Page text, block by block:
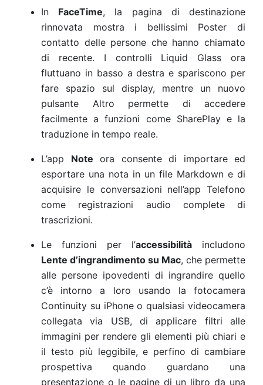
In FaceTime, la pagina di destinazione
rinnovata mostra i bellissimi Poster di
contatto delle persone che hanno chiamato
di recente. I controlli Liquid Glass ora
fluttuano in basso a destra e spariscono per
fare spazio sul display, mentre un nuovo
pulsante Altro permette di accedere
facilmente a funzioni come SharePlay e la
traduzione in tempo reale.
L’app Note ora consente di importare ed
esportare una nota in un file Markdown e di
acquisire le conversazioni nell’app Telefono
come registrazioni audio complete di
trascrizioni.
Le funzioni per l’accessibilità
includono
Lente d’ingrandimento su Mac, che permette
alle persone ipovedenti di ingrandire quello
c’è intorno a loro usando la fotocamera
Continuity su iPhone o qualsiasi videocamera
collegata via USB, di applicare filtri alle
immagini per rendere gli elementi più chiari e
il testo più leggibile, e perfino di cambiare
prospettiva quando guardano una
presentazione o le pagine di un libro da una